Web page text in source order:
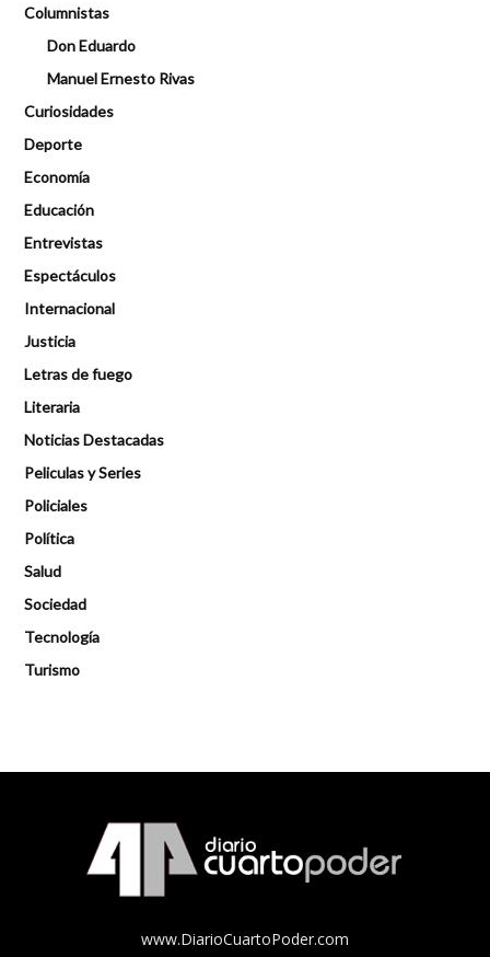
Columnistas
Don Eduardo
Manuel Ernesto Rivas
Curiosidades
Deporte
Economía
Educación
Entrevistas
Espectáculos
Internacional
Justicia
Letras de fuego
Literaria
Noticias Destacadas
Peliculas y Series
Policiales
Política
Salud
Sociedad
Tecnología
Turismo
www.DiarioCuartoPoder.com